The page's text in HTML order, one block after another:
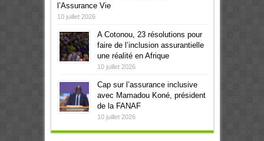
l’Assurance Vie
10 juillet 2026
A Cotonou, 23 résolutions pour
faire de l’inclusion assurantielle
une réalité en Afrique
10 juillet 2026
Cap sur l’assurance inclusive
avec Mamadou Koné, président
de la FANAF
10 juillet 2026